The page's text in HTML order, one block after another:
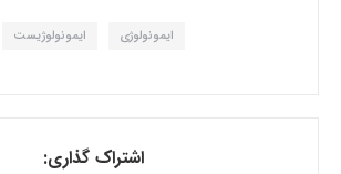
ایمونولوژی ایمونولوژیست
اشتراک گذاری: